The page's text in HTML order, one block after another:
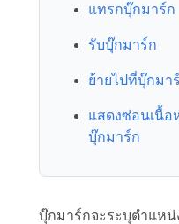
แทรกบุ๊กมาร์ก
รับบุ๊กมาร์ก
ย้ายไปที่บุ๊กมา
แสดงซ่อนเนื้อ
บุ๊กมาร์ก
บุ๊กมาร์กจะระบุตำแหน่